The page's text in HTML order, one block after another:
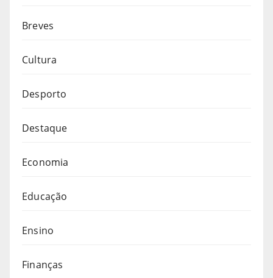
Breves
Cultura
Desporto
Destaque
Economia
Educação
Ensino
Finanças